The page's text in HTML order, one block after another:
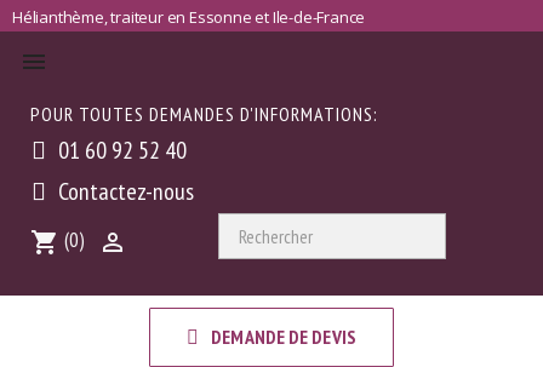
Hélianthème, traiteur en Essonne et Ile-de-France

POUR TOUTES DEMANDES D'INFORMATIONS:
01 60 92 52 40
Contactez-nous
shopping_cart (0) 
DEMANDE DE DEVIS